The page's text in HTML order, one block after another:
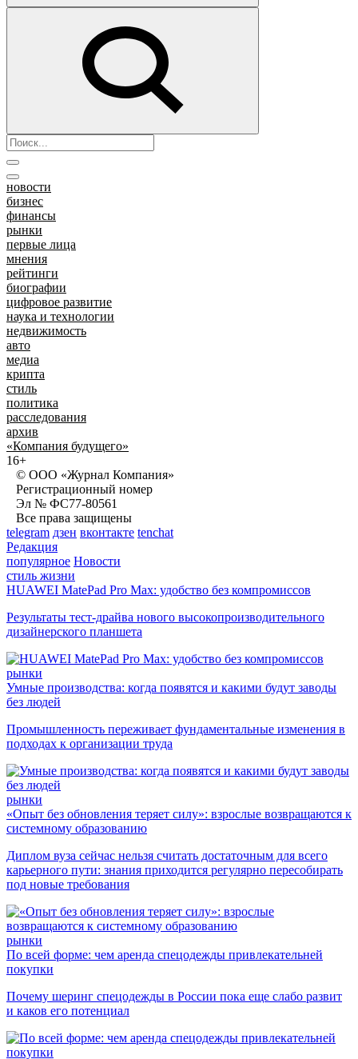
новости
бизнес
финансы
рынки
первые лица
мнения
рейтинги
биографии
цифровое развитие
наука и технологии
недвижимость
авто
медиа
крипта
стиль
политика
расследования
архив
«Компания будущего»
16+
© ООО «Журнал Компания»
Регистрационный номер
Эл № ФС77-80561
Все права защищены
telegram дзен вконтакте tenchat
Редакция
популярное Новости
стиль жизни
HUAWEI MatePad Pro Max: удобство без компромиссов
Результаты тест-драйва нового высокопроизводительного
дизайнерского планшета
рынки
Умные производства: когда появятся и какими будут заводы
без людей
Промышленность переживает фундаментальные изменения в
подходах к организации труда
рынки
«Опыт без обновления теряет силу»: взрослые возвращаются к
системному образованию
Диплом вуза сейчас нельзя считать достаточным для всего
карьерного пути: знания приходится регулярно пересобирать
под новые требования
рынки
По всей форме: чем аренда спецодежды привлекательней
покупки
Почему шеринг спецодежды в России пока еще слабо развит
и каков его потенциал